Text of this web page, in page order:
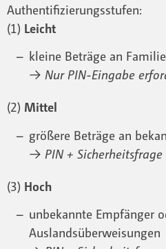
Authentifizierungsstufen:
(1) Leicht
kleine Beträge an
→ Nur PIN-Eingabe
(2) Mittel
größere Beträge an
→ PIN + Sicherheitsfrage
(3) Hoch
unbekannte Empfänger
Auslandsüberweisungen